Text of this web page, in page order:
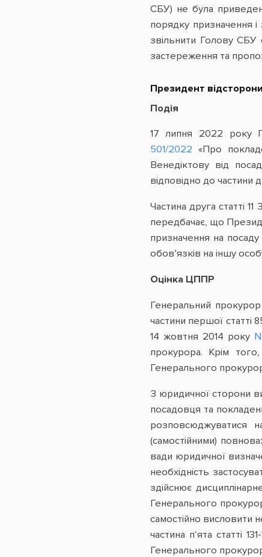
СБУ) не була
порядку призначення
звільнити Голову СБУ
застереження та
Президент
Подія
17 липня 2022 року
501/2022 «Про
Венедіктову від
відповідно до частини
Частина друга статті
передбачає, що
призначення на
обов’язків на іншу
Оцінка ЦППР
Генеральний прокурор
частини першої статті
14 жовтня 2014 року
прокурора. Крім
Генерального
З юридичної сторони
посадовця та
розповсюджуватися
(самостійними)
вади юридичної
необхідність
здійснює
Генерального
самостійно висловити
частина п‘ята статті
Генерального